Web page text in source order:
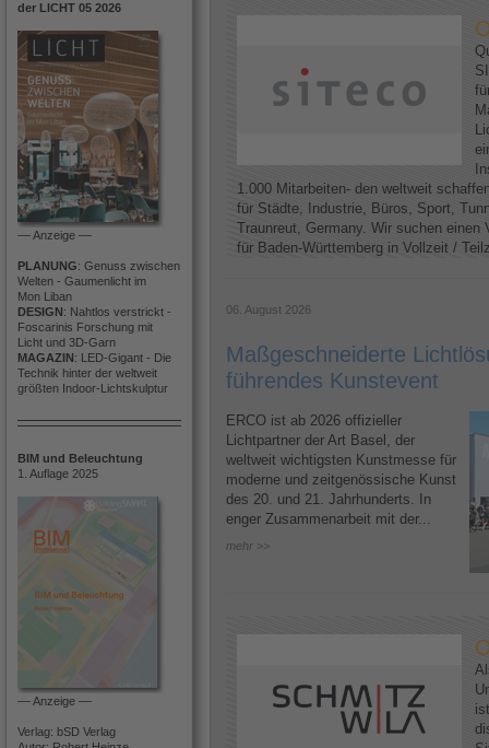
der LICHT 05 2026
–– Anzeige ––
PLANUNG: Genuss zwischen
Welten - Gaumenlicht im
Mon Liban
DESIGN: Nahtlos verstrickt -
Foscarinis Forschung mit
Licht und 3D-Garn
MAGAZIN: LED-Gigant - Die
Technik hinter der weltweit
größten Indoor-Lichtskulptur
BIM und Beleuchtung
1. Auflage 2025
–– Anzeige ––
Verlag: bSD Verlag
1.000 Mitarbeiten- den weltweit
für Städte, Industrie, Büros, Sport,
Traunreut, Germany. Wir suchen einen
für Baden-Württemberg in Vollzeit /
06. August 2026
Maßgeschneiderte
führendes Kunstevent
ERCO ist ab 2026 offizieller
Lichtpartner der Art Basel, der
weltweit wichtigsten Kunstmesse für
moderne und zeitgenössische Kunst
des 20. und 21. Jahrhunderts. In
enger Zusammenarbeit mit der...
mehr >>